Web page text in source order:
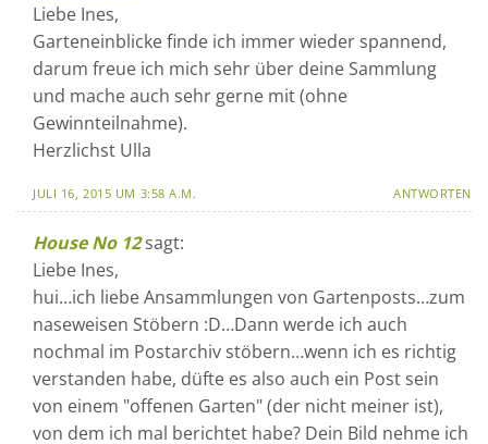
Liebe Ines,
Garteneinblicke finde ich immer wieder spannend,
darum freue ich mich sehr über deine Sammlung
und mache auch sehr gerne mit (ohne
Gewinnteilnahme).
Herzlichst Ulla
JULI 16, 2015 UM 3:58 A.M. ANTWORTEN
House No 12 sagt:
Liebe Ines,
hui…ich liebe Ansammlungen von Gartenposts…zum
naseweisen Stöbern :D…Dann werde ich auch
nochmal im Postarchiv stöbern…wenn ich es richtig
verstanden habe, düfte es also auch ein Post sein
von einem "offenen Garten" (der nicht meiner ist),
von dem ich mal berichtet habe? Dein Bild nehme ich